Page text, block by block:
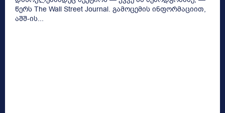
წერს The Wall Street Journal. გამოცემის ინფორმაციით,
აშშ-ის...